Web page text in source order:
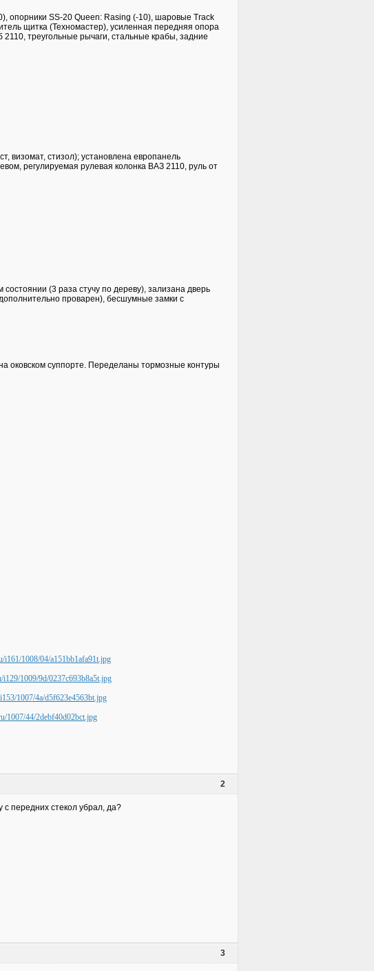
опорники SS-20 Queen: Rasing (-10), шаровые Track
щитка (Техномастер), усиленная передняя опора
треугольные рычаги, стальные крабы, задние
визомат, стизол); установлена европанель
регулируемая рулевая колонка ВАЗ 2110, руль от
(3 раза стучу по дереву), зализана дверь
проварен), бесшумные замки с
суппорте. Переделаны тормозные контуры
2
с передних стекол убрал, да?
3